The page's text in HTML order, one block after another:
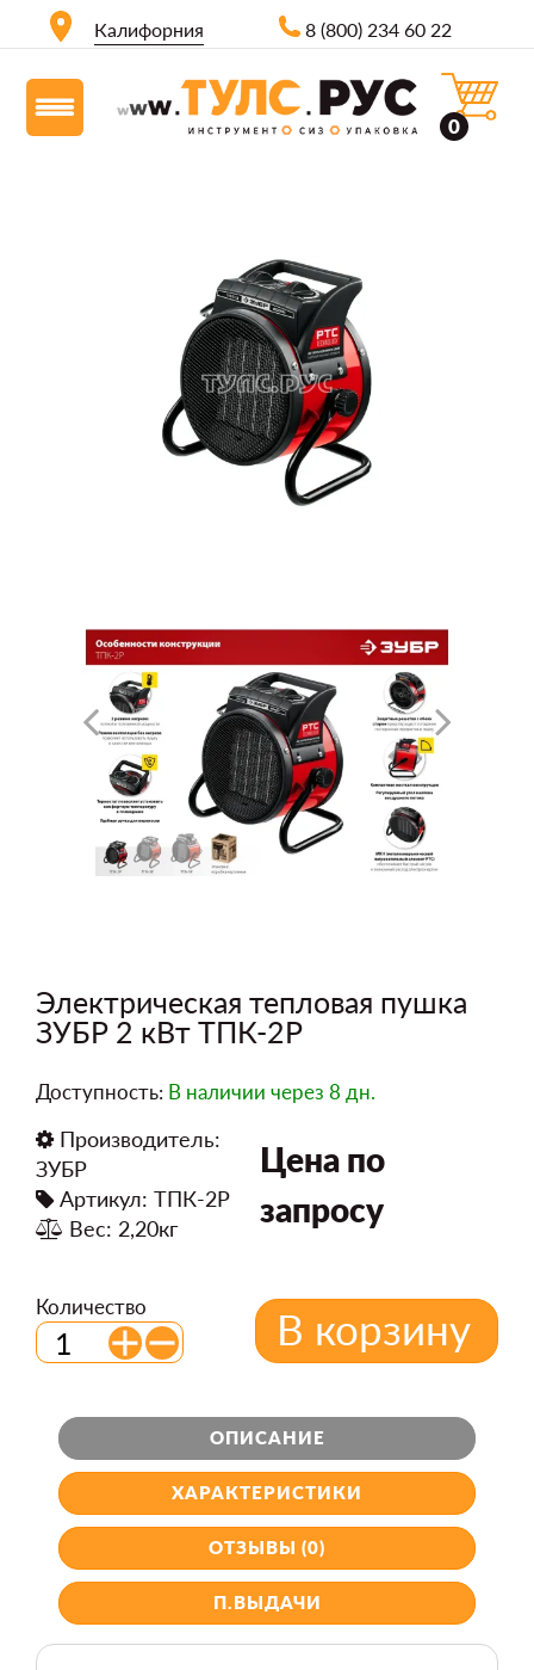
Калифорния 8 (800) 234 60 22
0
Электрическая тепловая пушка
ЗУБР 2 кВт ТПК-2Р
Доступность: В наличии через 8 дн.
Производитель:
ЗУБР
Артикул: ТПК-2Р
Вес: 2,20кг
Цена по
запросу
Количество В корзину
ОПИСАНИЕ
ХАРАКТЕРИСТИКИ
ОТЗЫВЫ (0)
П.ВЫДАЧИ